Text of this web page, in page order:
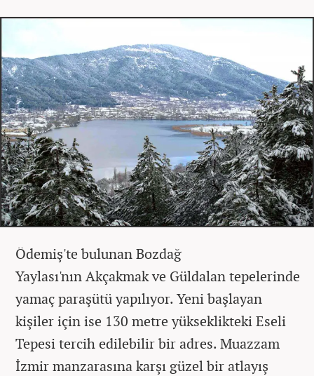
Ödemiş'te bulunan Bozdağ
Yaylası'nın Akçakmak ve Güldalan tepelerinde
yamaç paraşütü yapılıyor. Yeni başlayan
kişiler için ise 130 metre yükseklikteki Eseli
Tepesi tercih edilebilir bir adres. Muazzam
İzmir manzarasına karşı güzel bir atlayış